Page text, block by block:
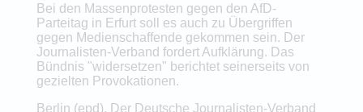
Bei den Massenprotesten gegen den AfD-
Parteitag in Erfurt soll es auch zu Übergriffen
gegen Medienschaffende gekommen sein. Der
Journalisten-Verband fordert Aufklärung. Das
Bündnis "widersetzen" berichtet seinerseits von
gezielten Provokationen.
Berlin (epd). Der Deutsche Journalisten-Verband